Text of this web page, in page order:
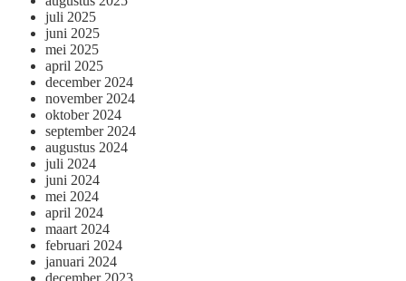
juli 2025
juni 2025
mei 2025
april 2025
december 2024
november 2024
oktober 2024
september 2024
augustus 2024
juli 2024
juni 2024
mei 2024
april 2024
maart 2024
februari 2024
januari 2024
december 2023